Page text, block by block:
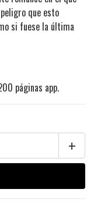
que esto
si fuese la última
páginas app.
+